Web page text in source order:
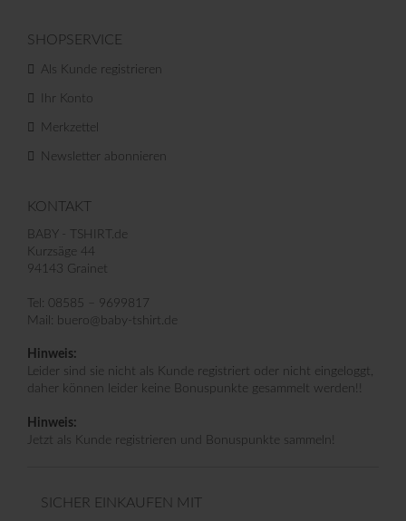
SHOPSERVICE
Als Kunde registrieren
Ihr Konto
Merkzettel
Newsletter abonnieren
KONTAKT
BABY - TSHIRT.de
Kurzsäge 44
94143 Grainet
Tel: 08585 – 9699817
Mail: buero@baby-tshirt.de
Hinweis:
Leider sind sie nicht als Kunde registriert oder nicht eingeloggt,
daher können leider keine Bonuspunkte gesammelt werden!!
Hinweis:
Jetzt als Kunde registrieren und Bonuspunkte sammeln!
SICHER EINKAUFEN MIT